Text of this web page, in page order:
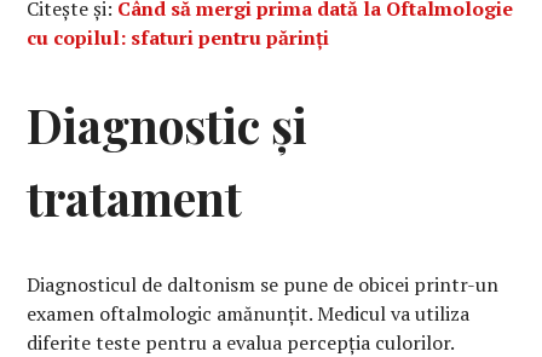
Citește și: Când să mergi prima dată la Oftalmologie
cu copilul: sfaturi pentru părinți
Diagnostic și
tratament
Diagnosticul de daltonism se pune de obicei printr-un
examen oftalmologic amănunțit. Medicul va utiliza
diferite teste pentru a evalua percepția culorilor.